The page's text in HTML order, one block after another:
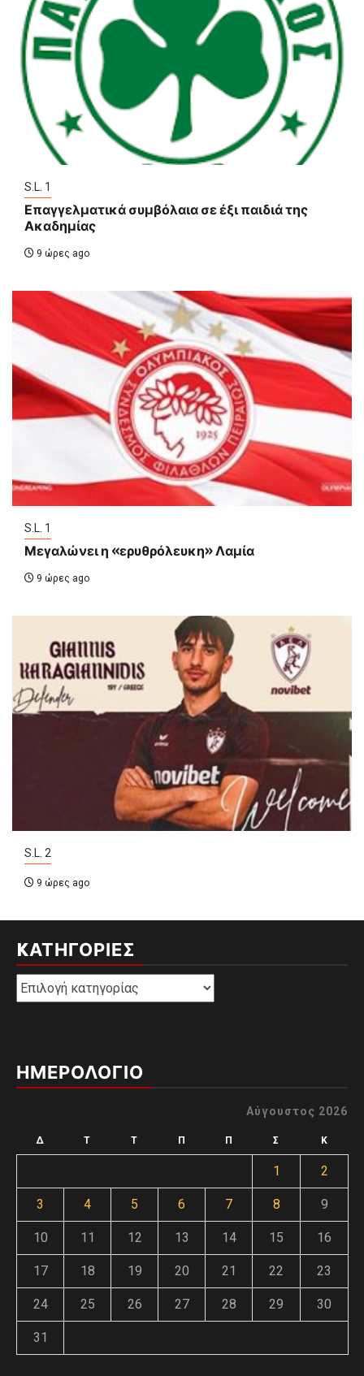
S.L. 1
Επαγγελματικά συμβόλαια σε έξι παιδιά της
Ακαδημίας
9 ώρες ago
S.L. 1
Μεγαλώνει η «ερυθρόλευκη» Λαμία
9 ώρες ago
S.L. 2
9 ώρες ago
KΑΤΗΓΟΡΊΕΣ
Kατηγορίες
ΗΜΕΡΟΛΟΓΙΟ
Αύγουστος 2026
Δ Τ Τ Π Π Σ Κ
1 2
3 4 5 6 7 8 9
10 11 12 13 14 15 16
17 18 19 20 21 22 23
24 25 26 27 28 29 30
31